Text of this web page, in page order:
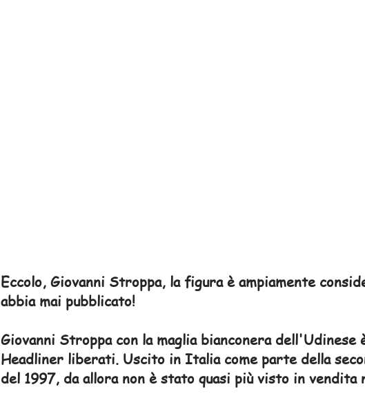
Eccolo, Giovanni Stroppa, la figura è ampiamente
abbia mai pubblicato!
Giovanni Stroppa con la maglia bianconera
Headliner liberati. Uscito in Italia come parte della
del 1997, da allora non è stato quasi più visto in vendita